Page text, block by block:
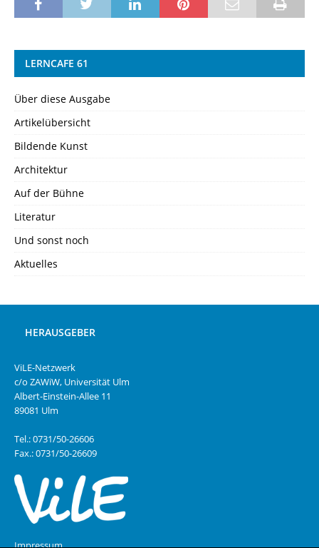
LERNCAFE 61
Über diese Ausgabe
Artikelübersicht
Bildende Kunst
Architektur
Auf der Bühne
Literatur
Und sonst noch
Aktuelles
HERAUSGEBER
ViLE-Netzwerk
c/o ZAWiW, Universität Ulm
Albert-Einstein-Allee 11
89081 Ulm
Tel.: 0731/50-26606
Fax.: 0731/50-26609
Impressum